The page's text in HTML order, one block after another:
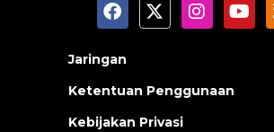
Jaringan
Ketentuan Penggunaan
Kebijakan Privasi